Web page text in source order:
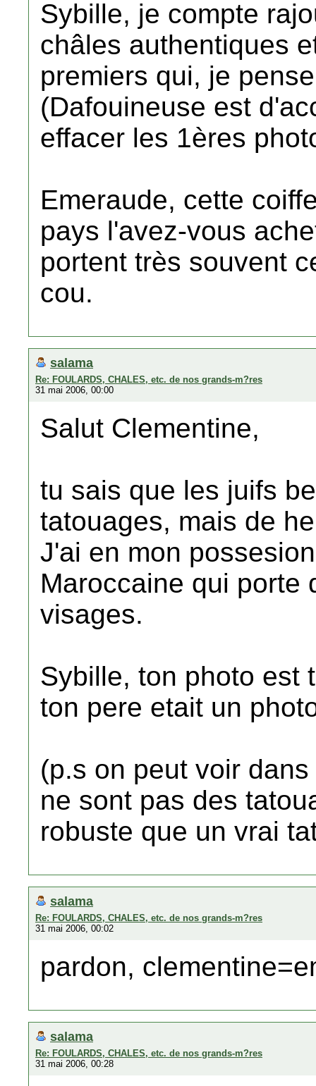
Sybille, je compte
châles authentiques
premiers qui, je
(Dafouineuse est
effacer les 1ères
Emeraude, cette
pays l'avez-vous
portent très souvent
cou.
salama
Re: FOULARDS, CHALES, etc. de nos grands-m?res
31 mai 2006, 00:00
Salut Clementine,
tu sais que les juifs
tatouages, mais de
J'ai en mon
Maroccaine qui porte
visages.
Sybille, ton photo est
ton pere etait un
(p.s on peut voir
ne sont pas des
robuste que un vrai
salama
Re: FOULARDS, CHALES, etc. de nos grands-m?res
31 mai 2006, 00:02
pardon,
salama
Re: FOULARDS, CHALES, etc. de nos grands-m?res
31 mai 2006, 00:28